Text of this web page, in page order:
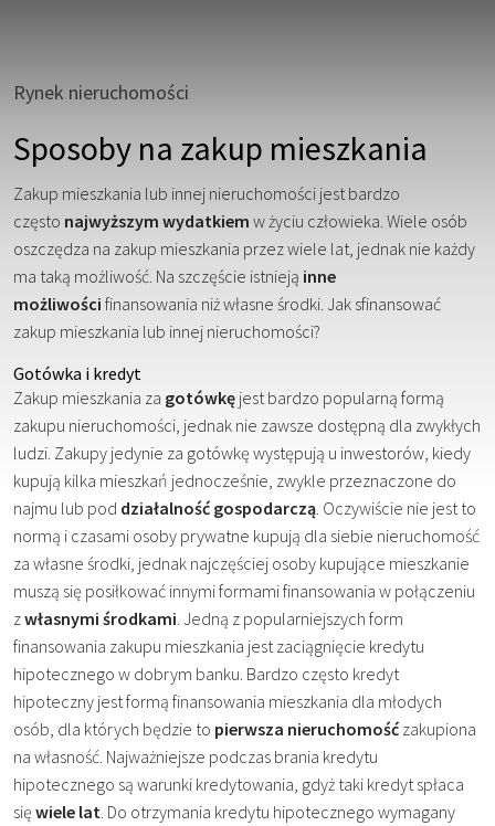
Rynek nieruchomości
Sposoby na zakup mieszkania
Zakup mieszkania lub innej nieruchomości jest bardzo
często najwyższym wydatkiem w życiu człowieka. Wiele osób
oszczędza na zakup mieszkania przez wiele lat, jednak nie każdy
ma taką możliwość. Na szczęście istnieją inne
możliwości finansowania niż własne środki. Jak sfinansować
zakup mieszkania lub innej nieruchomości?
Gotówka i kredyt
Zakup mieszkania za gotówkę jest bardzo popularną formą
zakupu nieruchomości, jednak nie zawsze dostępną dla zwykłych
ludzi. Zakupy jedynie za gotówkę występują u inwestorów, kiedy
kupują kilka mieszkań jednocześnie, zwykle przeznaczone do
najmu lub pod działalność gospodarczą. Oczywiście nie jest to
normą i czasami osoby prywatne kupują dla siebie nieruchomość
za własne środki, jednak najczęściej osoby kupujące mieszkanie
muszą się posiłkować innymi formami finansowania w połączeniu
zwłasnymi środkami. Jedną z popularniejszych form
finansowania zakupu mieszkania jest zaciągnięcie kredytu
hipotecznego w dobrym banku. Bardzo często kredyt
hipoteczny jest formą finansowania mieszkania dla młodych
osób, dla których będzie to pierwsza nieruchomość zakupiona
na własność. Najważniejsze podczas brania kredytu
hipotecznego są warunki kredytowania, gdyż taki kredyt spłaca
się wiele lat. Do otrzymania kredytu hipotecznego wymagany